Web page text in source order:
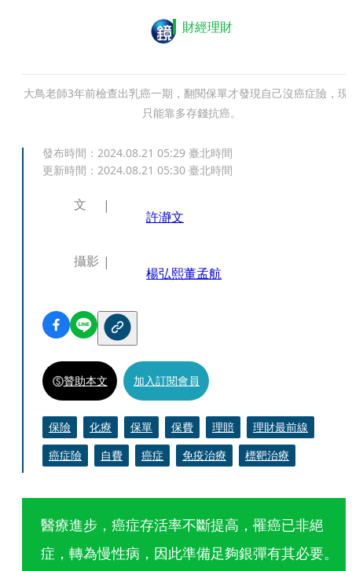
財經理財
大鳥老師3年前檢查出乳癌一期，翻閱保單才發現自己沒癌症險，現
只能靠多存錢抗癌。
發布時間： 2024.08.21 05:29 臺北時間
更新時間： 2024.08.21 05:30 臺北時間
文
許瀞文
攝影
楊弘熙董孟航
贊助本文 加入訂閱會員
保險 化療 保單 保費 理賠
理財最前線
癌症險
自費 癌症 免疫治療 標靶治療
醫療進步，癌症存活率不斷提高，罹癌已非絕
症，轉為慢性病，因此準備足夠銀彈有其必要。